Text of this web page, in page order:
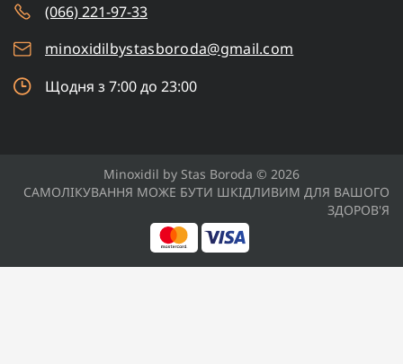
(066) 221-97-33
minoxidilbystasboroda@gmail.com
Щодня з 7:00 до 23:00
Minoxidil by Stas Boroda © 2026
САМОЛІКУВАННЯ МОЖЕ БУТИ ШКІДЛИВИМ ДЛЯ ВАШОГО
ЗДОРОВ'Я